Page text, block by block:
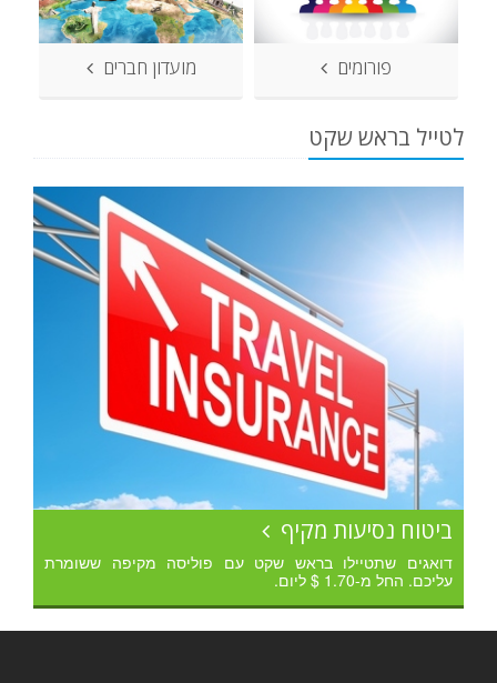
פורומים מועדון חברים
לטייל בראש שקט
ביטוח נסיעות מקיף
דואגים שתטיילו בראש שקט עם פוליסה מקיפה ששומרת
עליכם. החל מ-1.70 $ ליום.